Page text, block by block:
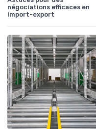
négociations efficaces en
import-export